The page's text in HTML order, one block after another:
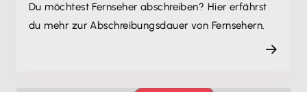
Du möchtest Fernseher abschreiben? Hier erfährst
du mehr zur Abschreibungsdauer von Fernsehern.